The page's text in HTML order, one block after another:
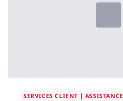
SERVICES CLIENT | ASSISTANCE